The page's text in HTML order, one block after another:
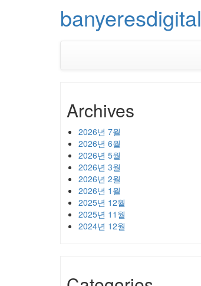
banyeresdigital
Archives
2026년 7월
2026년 6월
2026년 5월
2026년 3월
2026년 2월
2026년 1월
2025년 12월
2025년 11월
2024년 12월